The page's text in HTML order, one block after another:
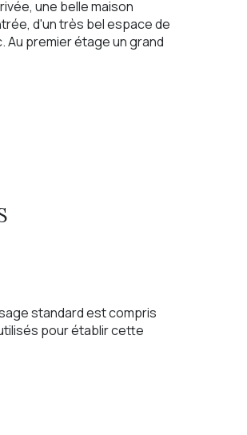
une belle maison
d'un très bel espace de
Au premier étage un grand
par son isolation et sa
supermarché).
standard est compris
pour établir cette